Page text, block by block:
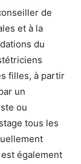
de
et à la
du
filles, à partir
un
ou
tous les
également